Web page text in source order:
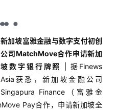
新加坡富雅金融与数字支付初创
公司MatchMove合作申请新加
坡数字银行牌照
| 据Finews
Asia获悉，新加坡金融公司
Singapura Finance（富雅金
Pay合作，申请新加坡全